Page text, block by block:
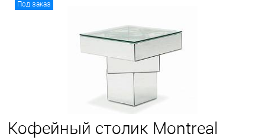
Под заказ
Кофейный столик Montreal